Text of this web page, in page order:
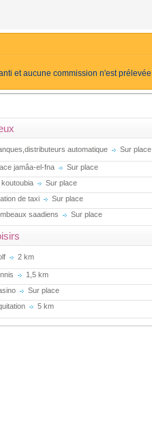
et aucune commission n'est prélevée
automatique Sur place
jamâa-el-fna
Sur place
koutoubia
Sur place
de taxi
Sur place
saadiens
Sur place
2 km
1,5 km
Sur place
5 km